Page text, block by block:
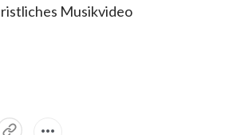
Musikvideo
die du selber essen kannst,
Gegenwart,